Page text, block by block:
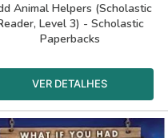
Animal Helpers (Scholastic
Level 3) - Scholastic
Paperbacks